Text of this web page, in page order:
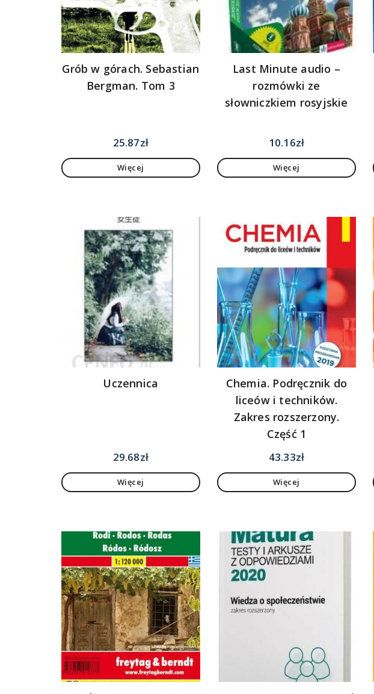
Grób w górach. Sebastian
Bergman. Tom 3
25.87zł
Więcej
Last Minute audio –
rozmówki ze
słowniczkiem rosyjskie
10.16zł
Więcej
Uczennica
29.68zł
Więcej
Chemia. Podręcznik do
liceów i techników.
Zakres rozszerzony.
Część 1
43.33zł
Więcej